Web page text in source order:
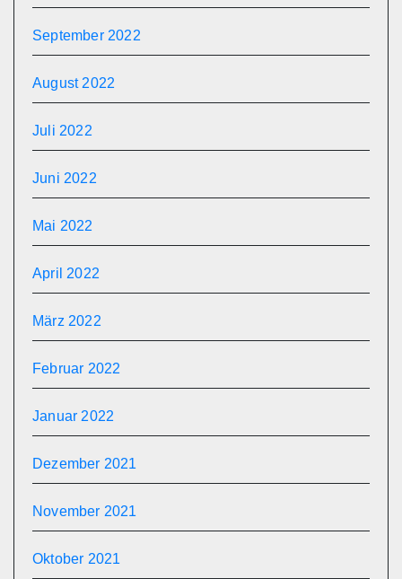
September 2022
August 2022
Juli 2022
Juni 2022
Mai 2022
April 2022
März 2022
Februar 2022
Januar 2022
Dezember 2021
November 2021
Oktober 2021